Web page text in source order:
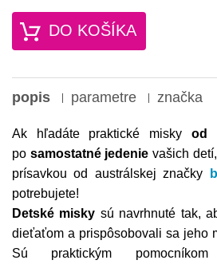
DO KOŠÍKA
popis parametre značka
Ak hľadáte praktické misky od
po samostatné jedenie vašich
prísavkou od austrálskej značky
potrebujete!
Detské misky sú navrhnuté tak,
dieťaťom a prispôsobovali sa jeho
Sú praktickým